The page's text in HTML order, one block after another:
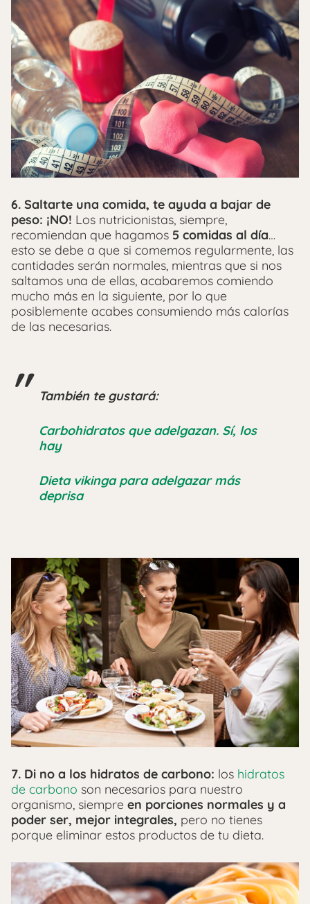
6. Saltarte una comida, te ayuda a bajar de
peso: ¡NO! Los nutricionistas, siempre,
recomiendan que hagamos 5 comidas al día…
esto se debe a que si comemos regularmente, las
cantidades serán normales, mientras que si nos
saltamos una de ellas, acabaremos comiendo
mucho más en la siguiente, por lo que
posiblemente acabes consumiendo más calorías
de las necesarias.
También te gustará:
Carbohidratos que adelgazan. Sí, los
hay
Dieta vikinga para adelgazar más
deprisa
7. Di no a los hidratos de carbono: los hidratos
de carbono son necesarios para nuestro
organismo, siempre en porciones normales y a
poder ser, mejor integrales, pero no tienes
porque eliminar estos productos de tu dieta.